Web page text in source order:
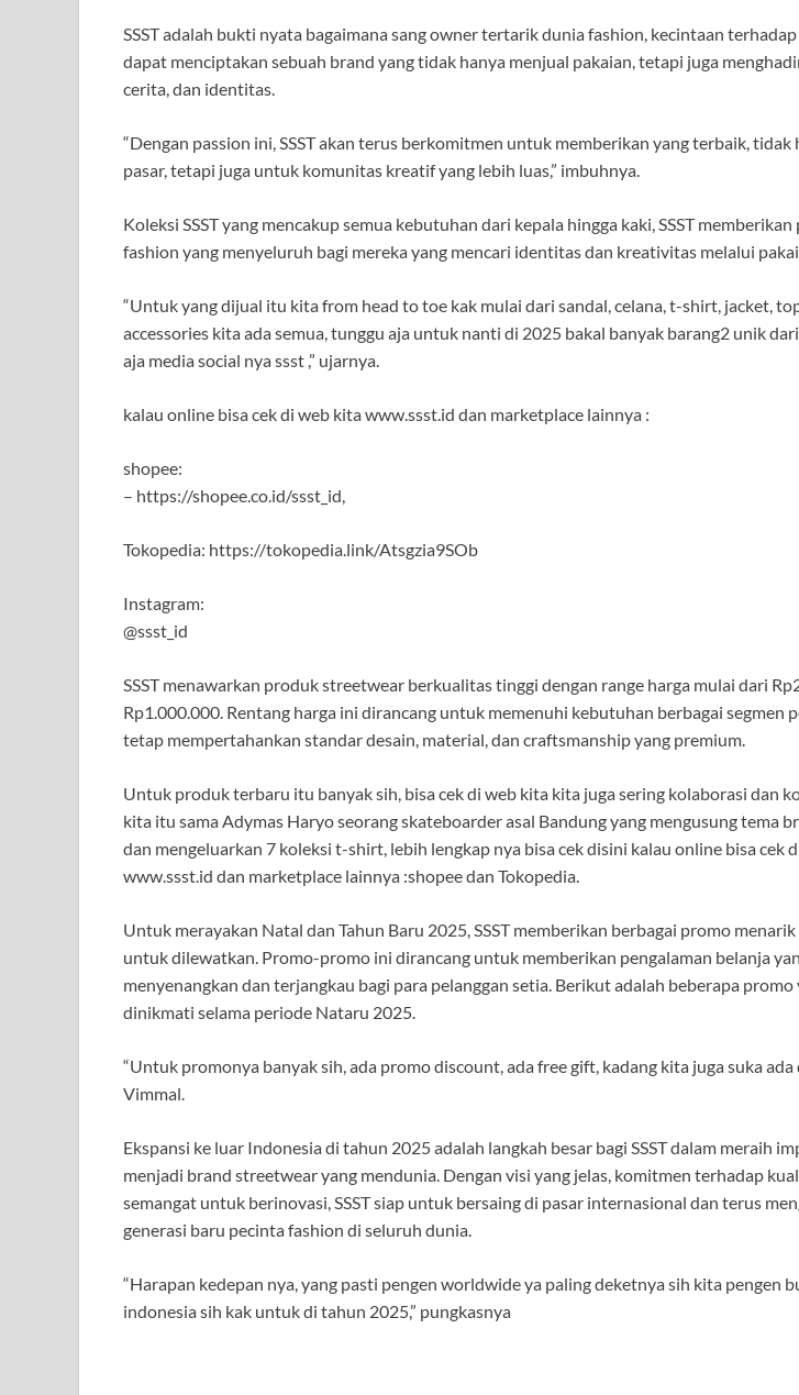
SSST adalah bukti nyata bagaimana sang owner tertarik dunia fashion, kecintaan
dapat menciptakan sebuah brand yang tidak hanya menjual pakaian, tetapi juga
cerita, dan identitas.
“Dengan passion ini, SSST akan terus berkomitmen untuk memberikan yang terbaik, tidak
pasar, tetapi juga untuk komunitas kreatif yang lebih luas,” imbuhnya.
Koleksi SSST yang mencakup semua kebutuhan dari kepala hingga kaki, SSST memberikan
fashion yang menyeluruh bagi mereka yang mencari identitas dan kreativitas melalui
“Untuk yang dijual itu kita from head to toe kak mulai dari sandal, celana, t-shirt, jacket,
accessories kita ada semua, tunggu aja untuk nanti di 2025 bakal banyak barang2 unik
aja media social nya ssst ,” ujarnya.
kalau online bisa cek di web kita www.ssst.id dan marketplace lainnya :
shopee:
– https://shopee.co.id/ssst_id,
Tokopedia: https://tokopedia.link/Atsgzia9SOb
Instagram:
@ssst_id
SSST menawarkan produk streetwear berkualitas tinggi dengan range harga mulai dari
Rp1.000.000. Rentang harga ini dirancang untuk memenuhi kebutuhan berbagai segmen
tetap mempertahankan standar desain, material, dan craftsmanship yang premium.
Untuk produk terbaru itu banyak sih, bisa cek di web kita kita juga sering kolaborasi dan
kita itu sama Adymas Haryo seorang skateboarder asal Bandung yang mengusung tema
dan mengeluarkan 7 koleksi t-shirt, lebih lengkap nya bisa cek disini kalau online bisa cek
www.ssst.id dan marketplace lainnya :shopee dan Tokopedia.
Untuk merayakan Natal dan Tahun Baru 2025, SSST memberikan berbagai promo menarik
untuk dilewatkan. Promo-promo ini dirancang untuk memberikan pengalaman belanja
menyenangkan dan terjangkau bagi para pelanggan setia. Berikut adalah beberapa promo
dinikmati selama periode Nataru 2025.
“Untuk promonya banyak sih, ada promo discount, ada free gift, kadang kita juga suka ada
Vimmal.
Ekspansi ke luar Indonesia di tahun 2025 adalah langkah besar bagi SSST dalam meraih
menjadi brand streetwear yang mendunia. Dengan visi yang jelas, komitmen terhadap
semangat untuk berinovasi, SSST siap untuk bersaing di pasar internasional dan terus
generasi baru pecinta fashion di seluruh dunia.
“Harapan kedepan nya, yang pasti pengen worldwide ya paling deketnya sih kita pengen
indonesia sih kak untuk di tahun 2025,” pungkasnya